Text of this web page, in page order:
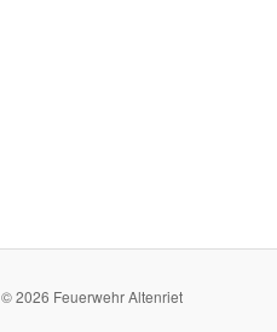
© 2026 Feuerwehr Altenriet